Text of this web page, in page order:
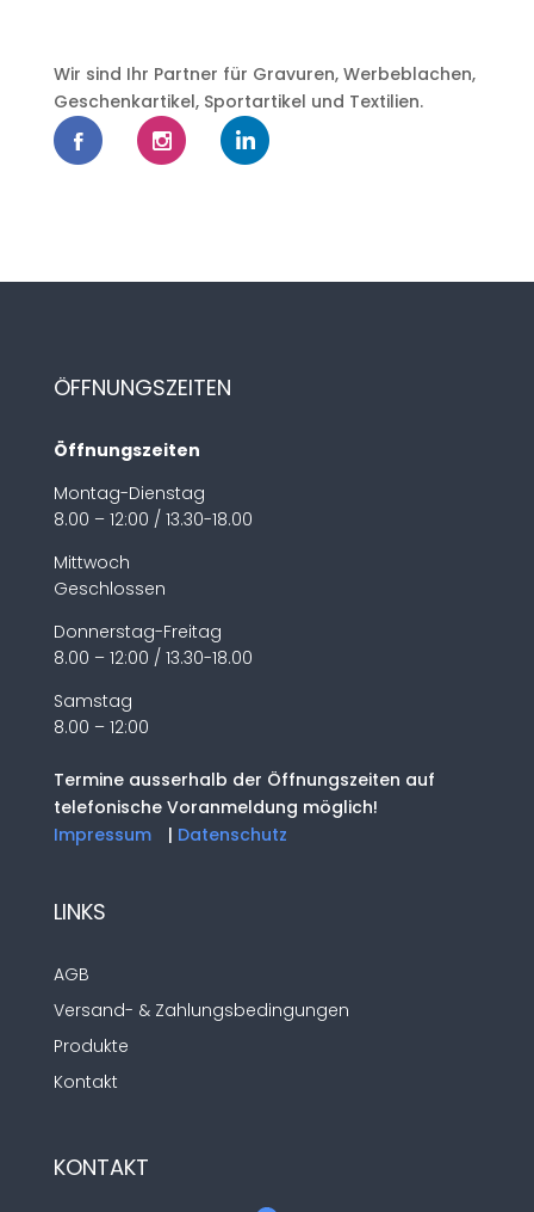
Wir sind Ihr Partner für Gravuren, Werbeblachen,
Geschenkartikel, Sportartikel und Textilien.
ÖFFNUNGSZEITEN
Öffnungszeiten
Montag-Dienstag
8.00 – 12:00 / 13.30-18.00
Mittwoch
Geschlossen
Donnerstag-Freitag
8.00 – 12:00 / 13.30-18.00
Samstag
8.00 – 12:00
Termine ausserhalb der Öffnungszeiten auf
telefonische Voranmeldung möglich!
Impressum
| Datenschutz
LINKS
AGB
Versand- & Zahlungsbedingungen
Produkte
Kontakt
KONTAKT